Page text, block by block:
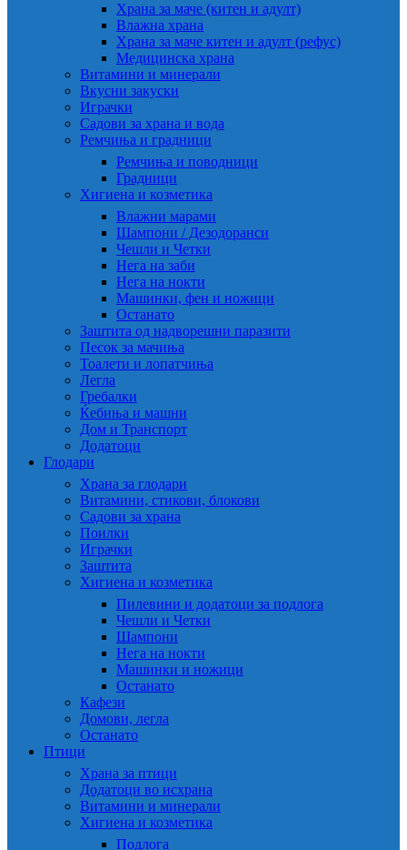
Храна за маче (китен и адулт)
Влажна храна
Храна за маче китен и адулт (рефус)
Медицинска храна
Витамини и минерали
Вкусни закуски
Играчки
Садови за храна и вода
Ремчиња и градници
Ремчиња и поводници
Градници
Хигиена и козметика
Влажни марами
Шампони / Дезодоранси
Чешли и Четки
Нега на заби
Нега на нокти
Машинки, фен и ножици
Останато
Заштита од надворешни паразити
Песок за мачиња
Тоалети и лопатчиња
Легла
Гребалки
Ќебиња и машни
Дом и Транспорт
Додатоци
Глодари
Храна за глодари
Витамини, стикови, блокови
Садови за храна
Поилки
Играчки
Заштита
Хигиена и козметика
Пилевини и додатоци за подлога
Чешли и Четки
Шампони
Нега на нокти
Машинки и ножици
Останато
Кафези
Домови, легла
Останато
Птици
Храна за птици
Додатоци во исхрана
Витамини и минерали
Хигиена и козметика
Подлога